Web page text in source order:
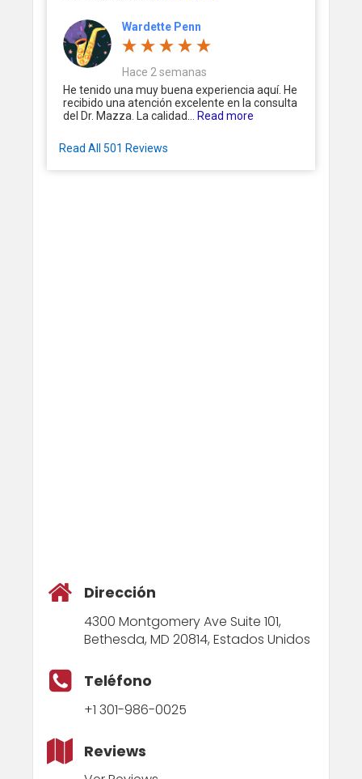
Wardette Penn
Hace 2 semanas
He tenido una muy buena experiencia aquí. He
recibido una atención excelente en la consulta
del Dr. Mazza. La calidad...
Read more
Read All 501 Reviews
Dirección
4300 Montgomery Ave Suite 101,
Bethesda, MD 20814, Estados Unidos
Teléfono
+1 301-986-0025
Reviews